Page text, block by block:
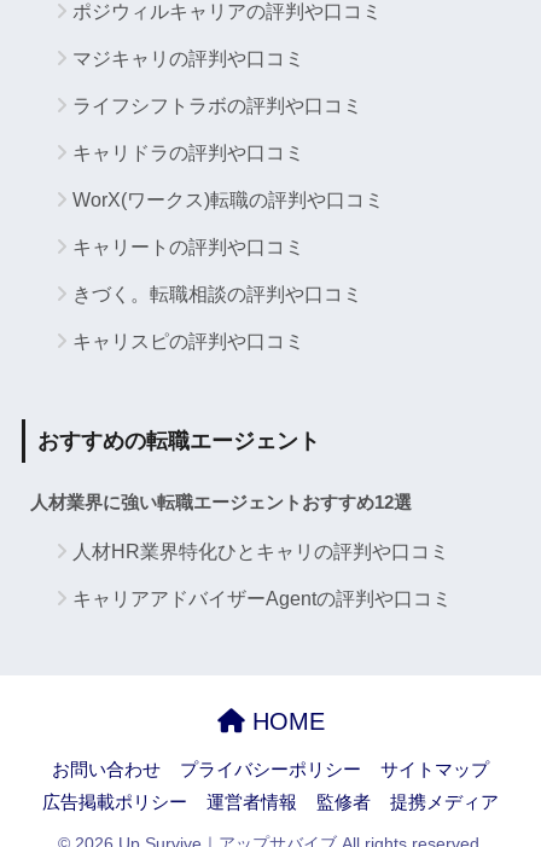
ポジウィルキャリアの評判や口コミ
マジキャリの評判や口コミ
ライフシフトラボの評判や口コミ
キャリドラの評判や口コミ
WorX(ワークス)転職の評判や口コミ
キャリートの評判や口コミ
きづく。転職相談の評判や口コミ
キャリスピの評判や口コミ
おすすめの転職エージェント
人材業界に強い転職エージェントおすすめ12選
人材HR業界特化ひとキャリの評判や口コミ
キャリアアドバイザーAgentの評判や口コミ
HOME
お問い合わせ プライバシーポリシー
サイトマップ
広告掲載ポリシー
運営者情報 監修者 提携メディア